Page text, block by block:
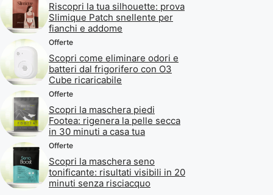
Riscopri la tua silhouette: prova
Slimique Patch snellente per
fianchi e addome
Offerte
Scopri come eliminare odori e
batteri dal frigorifero con O3
Cube ricaricabile
Offerte
Scopri la maschera piedi
Footea: rigenera la pelle secca
in 30 minuti a casa tua
Offerte
Scopri la maschera seno
tonificante: risultati visibili in 20
minuti senza risciacquo